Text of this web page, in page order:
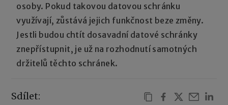
osoby. Pokud takovou datovou schránku
využívají, zůstává jejich funkčnost beze změny.
Jestli budou chtít dosavadní datové schránky
znepřístupnit, je už na rozhodnutí samotných
držitelů těchto schránek.
Sdílet: